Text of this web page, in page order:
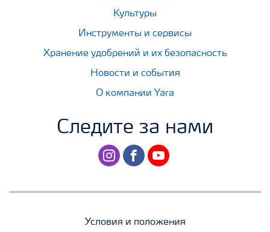
Культуры
Инструменты и сервисы
Хранение удобрений и их безопасность
Новости и события
О компании Yara
Следите за нами
instagramfacebookyoutube
Условия и положения